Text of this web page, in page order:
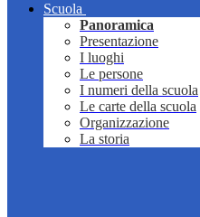
Scuola
Panoramica
Presentazione
I luoghi
Le persone
I numeri della scuola
Le carte della scuola
Organizzazione
La storia